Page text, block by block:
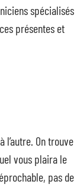
spécialisés
présentes et
l’autre. On trouve
vous plaira le
pas de